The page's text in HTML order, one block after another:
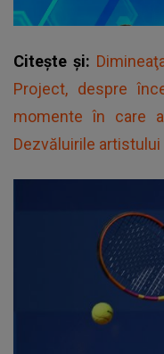
Citește și:
Project, despre
momente în care
Dezvăluirile artistului